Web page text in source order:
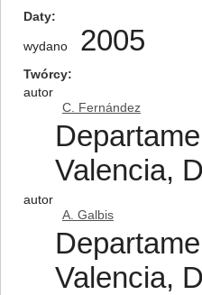
Daty
wydano 2005
Twórcy
autor
C. Fernández
Valencia,
autor
A. Galbis
Valencia,